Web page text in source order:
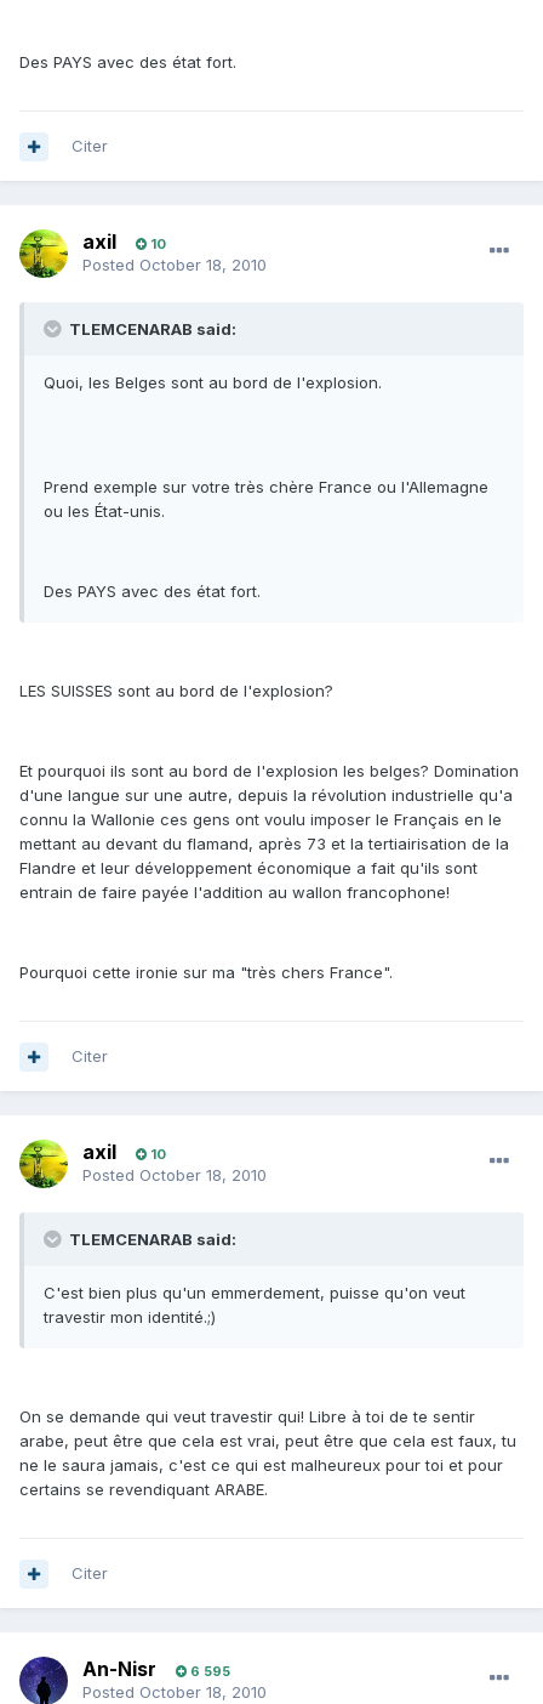
Des PAYS avec des état fort.
Citer
axil 10
Posted October 18, 2010
TLEMCENARAB said:
Quoi, les Belges sont au bord de l'explosion.
Prend exemple sur votre très chère France ou l'Allemagne
ou les État-unis.
Des PAYS avec des état fort.
LES SUISSES sont au bord de l'explosion?
Et pourquoi ils sont au bord de l'explosion les belges? Domination
d'une langue sur une autre, depuis la révolution industrielle qu'a
connu la Wallonie ces gens ont voulu imposer le Français en le
mettant au devant du flamand, après 73 et la tertiairisation de la
Flandre et leur développement économique a fait qu'ils sont
entrain de faire payée l'addition au wallon francophone!
Pourquoi cette ironie sur ma "très chers France".
Citer
axil 10
Posted October 18, 2010
TLEMCENARAB said:
C'est bien plus qu'un emmerdement, puisse qu'on veut
travestir mon identité.;)
On se demande qui veut travestir qui! Libre à toi de te sentir
arabe, peut être que cela est vrai, peut être que cela est faux, tu
ne le saura jamais, c'est ce qui est malheureux pour toi et pour
certains se revendiquant ARABE.
Citer
An-Nisr 6 595
Posted October 18, 2010